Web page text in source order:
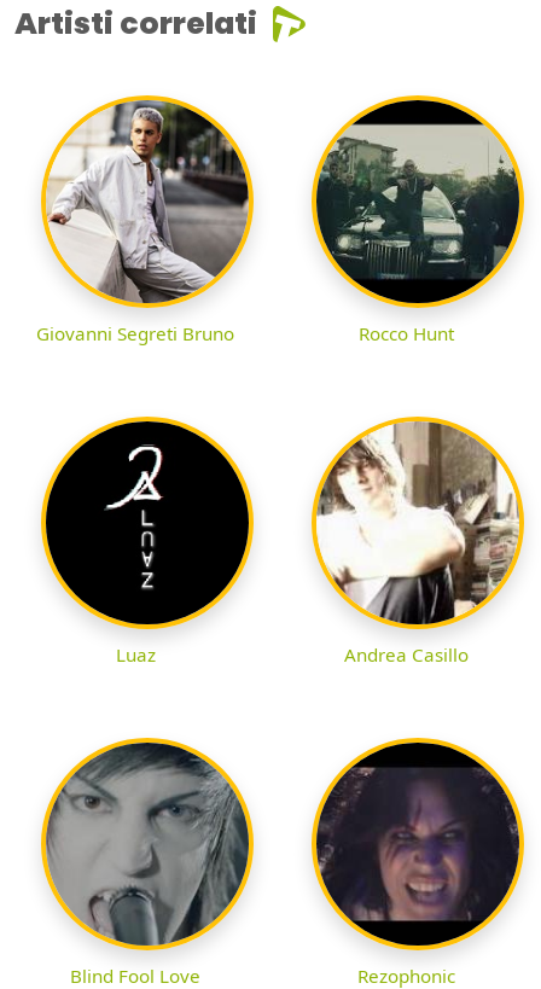
Artisti correlati
Giovanni Segreti Bruno Rocco Hunt
Luaz Andrea Casillo
Blind Fool Love Rezophonic